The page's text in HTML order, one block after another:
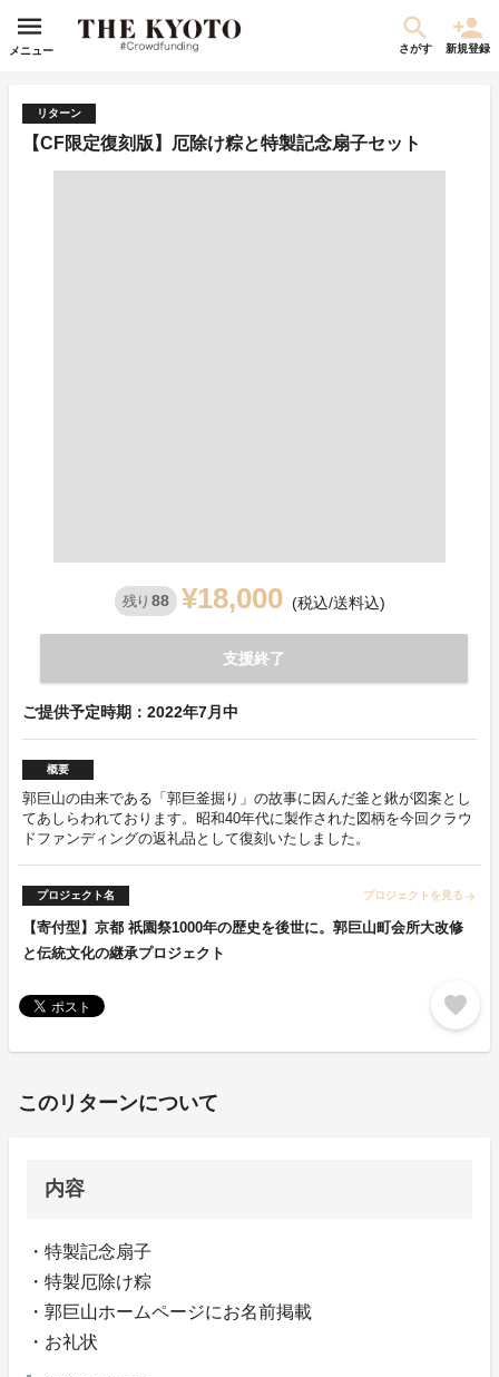
メニュー さがす 新規登録
リターン
【CF限定復刻版】厄除け粽と特製記念扇子セット
残り 88 ¥18,000 (税込/送料込)
支援終了
ご提供予定時期：2022年7月中
概要
郭巨山の由来である「郭巨釜掘り」の故事に因んだ釜と鍬が図案とし
てあしらわれております。昭和40年代に製作された図柄を今回クラウ
ドファンディングの返礼品として復刻いたしました。
プロジェクト名 プロジェクトを見る arrow_forward
【寄付型】京都 祇園祭1000年の歴史を後世に。郭巨山町会所大改修
と伝統文化の継承プロジェクト
favorite
このリターンについて
内容
・特製記念扇子
・特製厄除け粽
・郭巨山ホームページにお名前掲載
・お礼状